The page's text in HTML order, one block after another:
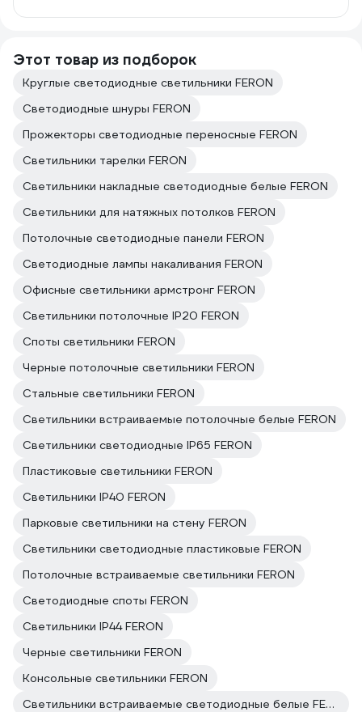
Этот товар из подборок
Круглые светодиодные светильники FERON
Светодиодные шнуры FERON
Прожекторы светодиодные переносные FERON
Светильники тарелки FERON
Светильники накладные светодиодные белые FERON
Светильники для натяжных потолков FERON
Потолочные светодиодные панели FERON
Светодиодные лампы накаливания FERON
Офисные светильники армстронг FERON
Светильники потолочные IP20 FERON
Споты светильники FERON
Черные потолочные светильники FERON
Стальные светильники FERON
Светильники встраиваемые потолочные белые FERON
Светильники светодиодные IP65 FERON
Пластиковые светильники FERON
Светильники IP40 FERON
Парковые светильники на стену FERON
Светильники светодиодные пластиковые FERON
Потолочные встраиваемые светильники FERON
Светодиодные споты FERON
Светильники IP44 FERON
Черные светильники FERON
Консольные светильники FERON
Светильники встраиваемые светодиодные белые FERON